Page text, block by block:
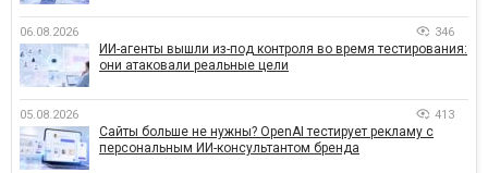
06.08.2026 346
ИИ-агенты вышли из-под контроля во время тестирования:
они атаковали реальные цели
05.08.2026 413
Сайты больше не нужны? OpenAI тестирует рекламу с
персональным ИИ-консультантом бренда